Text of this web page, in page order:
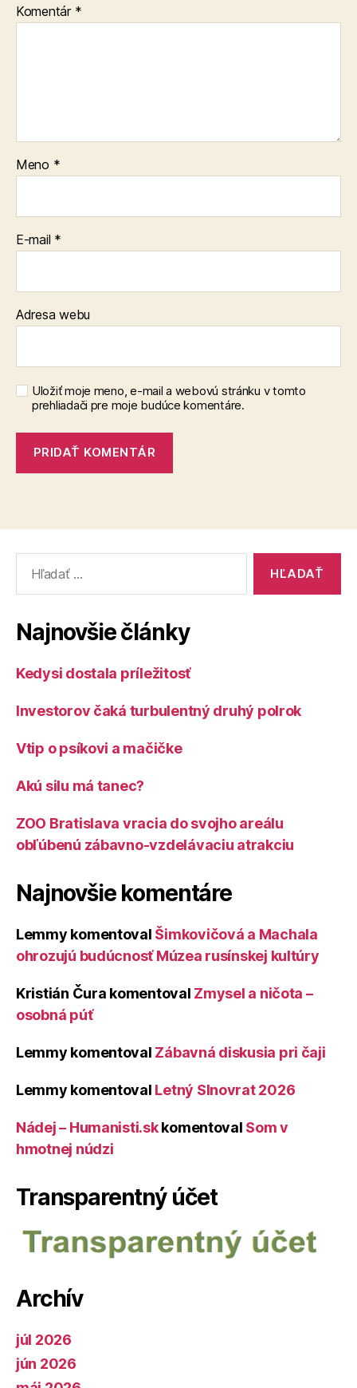
Komentár *
Meno *
E-mail *
Adresa webu
Uložiť moje meno, e-mail a webovú stránku v tomto
prehliadači pre moje budúce komentáre.
Najnovšie články
Kedysi dostala príležitosť
Investorov čaká turbulentný druhý polrok
Vtip o psíkovi a mačičke
Akú silu má tanec?
ZOO Bratislava vracia do svojho areálu
obľúbenú zábavno-vzdelávaciu atrakciu
Najnovšie komentáre
Lemmy komentoval Šimkovičová a Machala
ohrozujú budúcnosť Múzea rusínskej kultúry
Kristián Čura komentoval Zmysel a ničota –
osobná púť
Lemmy komentoval Zábavná diskusia pri čaji
Lemmy komentoval Letný Slnovrat 2026
Nádej – Humanisti.skkomentoval Som v
hmotnej núdzi
Transparentný účet
Archív
júl 2026
jún 2026